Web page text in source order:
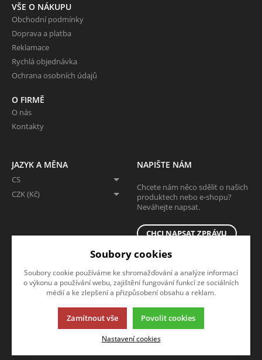
VŠE O NÁKUPU
Obchodní podmínky
Doprava a platba
Reklamace
Rychlá objednávka
Ochrana osobních údajů
O FIRMĚ
O nás
Kontakty
JAZYK A MĚNA
CS
CZK (Kč)
NAPIŠTE NÁM
Chcete nám něco sdělit o našich
produktech nebo e-shopu?
Neváhejte napsat.
CHCI NAPSAT ZPRÁVU
Tato stránka používá soubory cookies. Klikněte pro více informací.
Soubory cookies
Soubory cookie používáme ke shromažďování a analýze informací
o výkonu a používání webu, zajištění fungování funkcí ze sociálních
médií a ke zlepšení a přizpůsobení obsahu a reklam.
Zamítnout vše Povolit cookies
Nastavení cookies